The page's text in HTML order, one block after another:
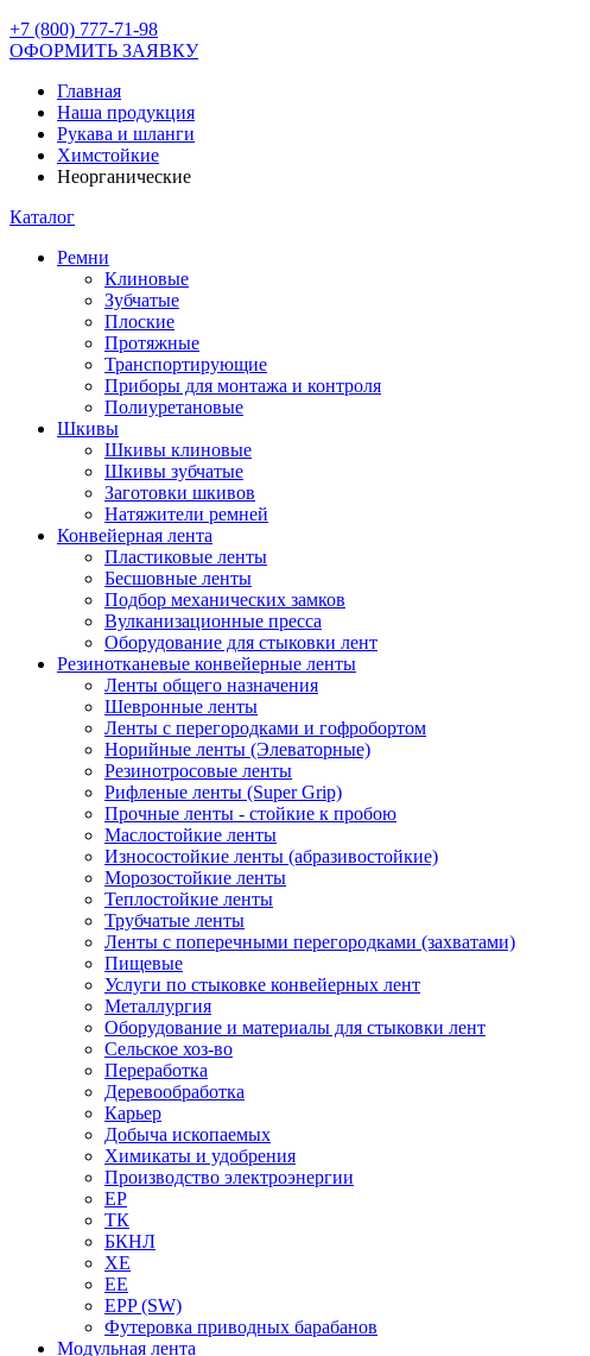
+7 (800) 777-71-98
ОФОРМИТЬ ЗАЯВКУ
Главная
Наша продукция
Рукава и шланги
Химстойкие
Неорганические
Каталог
Ремни
Клиновые
Зубчатые
Плоские
Протяжные
Транспортирующие
Приборы для монтажа и контроля
Полиуретановые
Шкивы
Шкивы клиновые
Шкивы зубчатые
Заготовки шкивов
Натяжители ремней
Конвейерная лента
Пластиковые ленты
Бесшовные ленты
Подбор механических замков
Вулканизационные пресса
Оборудование для стыковки лент
Резинотканевые конвейерные ленты
Ленты общего назначения
Шевронные ленты
Ленты с перегородками и гофробортом
Норийные ленты (Элеваторные)
Резинотросовые ленты
Рифленые ленты (Super Grip)
Прочные ленты - стойкие к пробою
Маслостойкие ленты
Износостойкие ленты (абразивостойкие)
Морозостойкие ленты
Теплостойкие ленты
Трубчатые ленты
Ленты с поперечными перегородками (захватами)
Пищевые
Услуги по стыковке конвейерных лент
Металлургия
Оборудование и материалы для стыковки лент
Сельское хоз-во
Переработка
Деревообработка
Карьер
Добыча ископаемых
Химикаты и удобрения
Производство электроэнергии
EP
ТК
БКНЛ
XE
EE
EPP (SW)
Футеровка приводных барабанов
Модульная лента